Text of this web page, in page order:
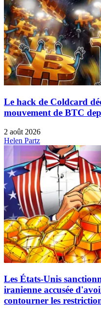
Le hack de Coldcard
mouvement de BTC
2 août 2026
Helen Partz
Les États-Unis
iranienne accusée
contourner les